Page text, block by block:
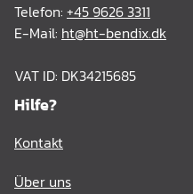
Telefon: +45 9626 3311
E-Mail: ht@ht-bendix.dk
VAT ID: DK34215685
Hilfe?
Kontakt
Über uns